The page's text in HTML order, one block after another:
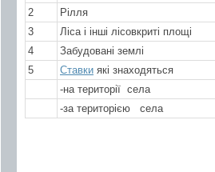
2
Рілля
3
Ліса і інші лісовкриті площі
4
Забудовані землі
5
Ставки які знаходяться
-на території села
-за територією
села